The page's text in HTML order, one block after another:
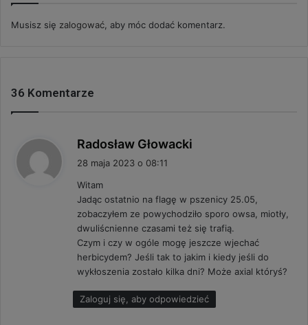
Musisz się zalogować, aby móc dodać komentarz.
36 Komentarze
Radosław Głowacki
e
:
28 maja 2023 o 08:11
Witam
Jadąc ostatnio na flagę w pszenicy 25.05,
zobaczyłem ze powychodziło sporo owsa, miotły,
dwuliścnienne czasami też się trafią.
Czym i czy w ogóle mogę jeszcze wjechać
herbicydem? Jeśli tak to jakim i kiedy jeśli do
wykłoszenia zostało kilka dni? Może axial któryś?
Zaloguj się, aby odpowiedzieć